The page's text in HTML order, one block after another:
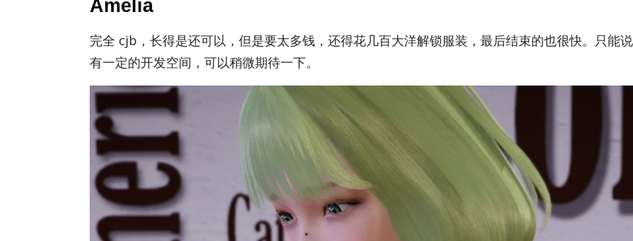
Amelia
完全 cjb，长得是还可以，但是要太多钱，还得花几百大洋解锁服装，最后结束的也很快。只能
有一定的开发空间，可以稍微期待一下。